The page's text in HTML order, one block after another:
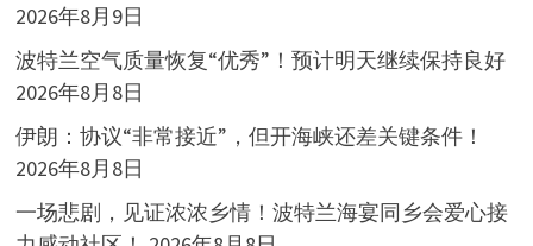
2026年8月9日
波特兰空气质量恢复“优秀”！预计明天继续保持良好
2026年8月8日
伊朗：协议“非常接近”，但开海峡还差关键条件！
2026年8月8日
一场悲剧，见证浓浓乡情！波特兰海宴同乡会爱心接